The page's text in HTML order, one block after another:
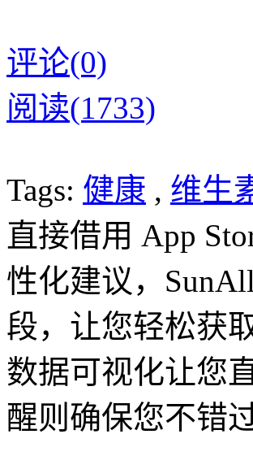
评论(0)
阅读(1733)
Tags: 健康 , 维生
直接借用 App
性化建议，
段，让您轻松获
数据可视化让您
醒则确保您不错